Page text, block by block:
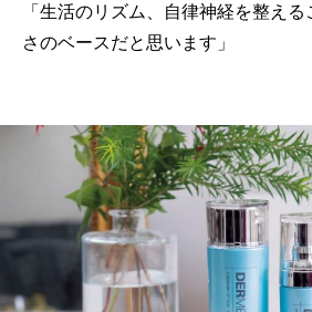
「生活のリズム、自律神経を整え
さのベースだと思います」